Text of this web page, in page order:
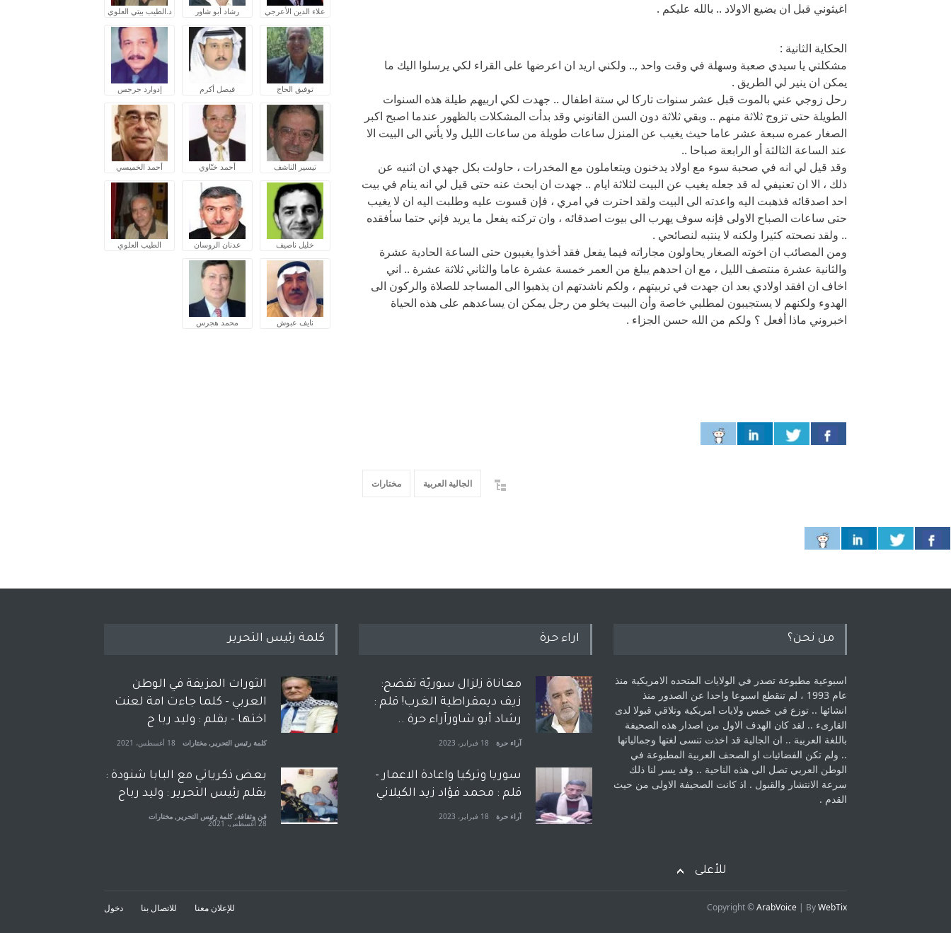
اغيثوني قبل ان يضيع الاولاد .. بالله عليكم .
الحكاية الثانية :
مشكلتي يا سيدي صعبة وسهلة في وقت واحد ,.. ولكني اريد ان اعرضها على القراء لكي يرسلوا اليك ما
يمكن ان ينير لي الطريق .
رحل زوجي عني بالموت قبل عشر سنوات تاركا لي ستة اطفال .. جهدت لكي اربيهم طيلة هذه السنوات
الطويلة حتى تزوج ثلاثة منهم .. وبقي ثلاثة دون السن القانوني وقد بدأت المشكلات بالظهور عندما اصبح اكبر
الصغار عمره سبعة عشر عاما حيث يغيب عن المنزل ساعات طويلة من ساعات الليل ولا يأتي الى البيت الا
عند الساعة الثالثة أو الرابعة صباحا ..
وقد قيل لي انه في صحبة سوء مع اولاد يدخنون ويتعاملون مع المخدرات ، حاولت بكل جهدي ان اثنيه عن
ذلك ، الا ان تعنيفي له قد جعله يغيب عن البيت لثلاثة ايام .. جهدت ان ابحث عنه حتى قيل لي انه ينام في بيت
احد اصدقائه فذهبت اليه واعدته الى البيت ولقد احترت في امري ، فإن قسوت عليه وطلبت اليه ان لا يغيب
حتى ساعات الصباح الاولى فإنه سوف يهرب الى بيوت اصدقائه ، وان تركته يفعل ما يريد فإني حتما سأفقده
.. ولقد نصحته كثيرا ولكنه لا ينتبه لنصائحي .
ومن المصائب ان اخوته الصغار يحاولون مجاراته فيما يفعل فقد أخذوا يغيبون حتى الساعة الحادية عشرة
والثانية عشرة منتصف الليل ، مع ان احدهم يبلغ من العمر خمسة عشرة عاما والثاني ثلاثة عشرة .. اني
اخاف ان افقد اولادي بعد ان جهدت في تربيتهم ، ولكم ناشدتهم ان يذهبوا الى المساجد للصلاة والركون الى
الهدوء ولكنهم لا يستجيبون لمطلبي خاصة وأن البيت يخلو من رجل يمكن ان يساعدهم على هذه الحياة
اخبروني ماذا أفعل ؟ ولكم من الله حسن الجزاء .
الجالية العربية مختارات
علاء الدين الأعرجي رشاد أبو شاور د.الطيب بيتي العلوي
توفيق الحاج فيصل أكرم إدوارد جرجس
تيسير الناشف أحمد ختّاوي أحمد الخميسي
خليل ناصيف عدنان الروسان الطيب العلوي
نايف عبوش محمد هجرس
من نحن؟
اسبوعية مطبوعة تصدر في الولايات المتحده الامريكية منذ
عام 1993 ، لم ‏تنقطع اسبوعا واحدا عن الصدور منذ
انشائها .. توزع في خمس ولايات امريكية ‏وتلاقي قبولا لدى
القارىء ..‏ لقد كان الهدف الاول من اصدار هذه الصحيفة
باللغة العربية .. ان الجالية قد اخذت ‏تنسى لغتها وجمالياتها
.. ولم تكن الفضائيات او الصحف العربية المطبوعة في
الوطن ‏العربي تصل الى هذه الناحية .. وقد يسر لنا ذلك
سرعة الانتشار والقبول . اذ كانت ‏الصحيفة الاولى من حيث
القدم . ‏
اراء حرة
معاناة زلزال سوريّة تفضح:
زيف ديمقراطية الغرب! قلم :
رشاد أبو شاورآراء حرة ..
آراء حرة 18 فبراير، 2023
سوريا وتركيا واعادة الاعمار -
قلم : محمد فؤاد زيد الكيلاني
آراء حرة 18 فبراير، 2023
كلمة رئيس التحرير
الثورات المزيفة في الوطن
العربي - كلما جاءت امة لعنت
اختها - بقلم : وليد ربا ح
كلمة رئيس التحرير , مختارات 18 أغسطس، 2021
بعض ذكرياتي مع البابا شنودة :
بقلم رئيس التحرير : وليد رباح
فن وثقافة, كلمة رئيس التحرير , مختارات
28 أغسطس، 2021
كلمة رئيس التحرير ,
للأعلى
Copyright ©ArabVoice | ByWebTix للإعلان معنا للاتصال بنا دخول